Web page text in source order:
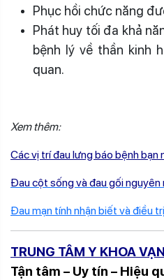
Phục hồi chức năng
Phát huy tối đa khả
bệnh lý về thần kinh
quan.
Xem thêm:
Các vị trí đau lưng báo bệnh bạn
Đau cột sống và đau gối nguyên
Đau mạn tính nhận biết và điều trị
TRUNG TÂM Y KHOA
Tận tâm – Uy tín – Hiệu